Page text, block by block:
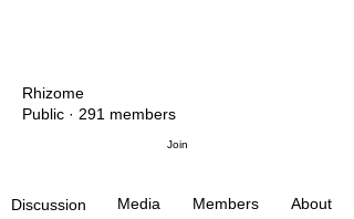
Rhizome
Public · 291 members
Join
Discussion Media Members About